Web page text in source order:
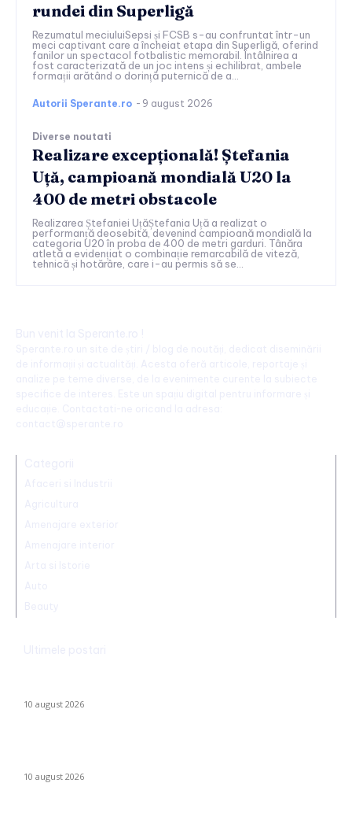
rundei din Superligă
Rezumatul meciuluiSepsi și FCSB s-au confruntat într-un
meci captivant care a încheiat etapa din Superligă, oferind
fanilor un spectacol fotbalistic memorabil. Întâlnirea a
fost caracterizată de un joc intens și echilibrat, ambele
formații arătând o dorință puternică de a...
Autorii Sperante.ro - 9 august 2026
Diverse noutati
Realizare excepțională! Ștefania
Uță, campioană mondială U20 la
400 de metri obstacole
Realizarea Ștefaniei UțăȘtefania Uță a realizat o
performanță deosebită, devenind campioană mondială la
categoria U20 în proba de 400 de metri garduri. Tânăra
atletă a evidențiat o combinație remarcabilă de viteză,
tehnică și hotărâre, care i-au permis să se...
10 august 2026
10 august 2026